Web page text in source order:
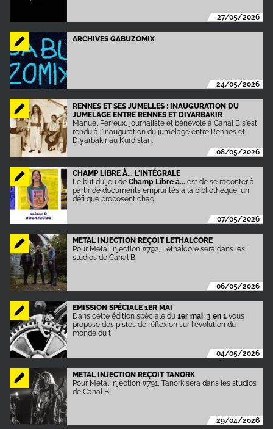
27/05/2026
ARCHIVES GABUZOMIX
24/05/2026
RENNES ET SES JUMELLES : INAUGURATION DU
JUMELAGE ENTRE RENNES ET DIYARBAKIR
Manuel Perreux, journaliste et bénévole à Canal B s'est
rendu à l'inauguration du jumelage entre Rennes et
Diyarbakır au Kurdistan.
08/05/2026
CHAMP LIBRE À... L'INTÉGRALE
Le but du jeu deChamp Libre à... est de se raconter à
partir de documents empruntés à la bibliothèque, un
défi que proposent chaq
07/05/2026
METAL INJECTION REÇOIT LETHALCORE
Pour Metal Injection #792, Lethalcore sera dans les
studios de Canal B.
06/05/2026
EMISSION SPÉCIALE 1ER MAI
Dans cette édition spéciale du1er mai,3 en 1 vous
propose des pistes de réflexion sur l'évolution du
monde du t
04/05/2026
METAL INJECTION REÇOIT TANORK
Pour Metal Injection #791, Tanork sera dans les studios
de Canal B.
29/04/2026